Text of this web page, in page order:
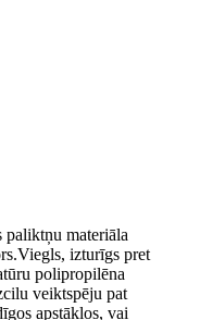
paliktņu materiāla
izturīgs pret
polipropilēna
veiktspēju pat
apstākļos, vai